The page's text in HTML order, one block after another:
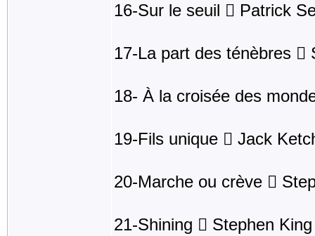
16-Sur le seuil  Patrick
17-La part des ténèbres 
18- À la croisée des
19-Fils unique  Jack
20-Marche ou crève 
21-Shining  Stephen King